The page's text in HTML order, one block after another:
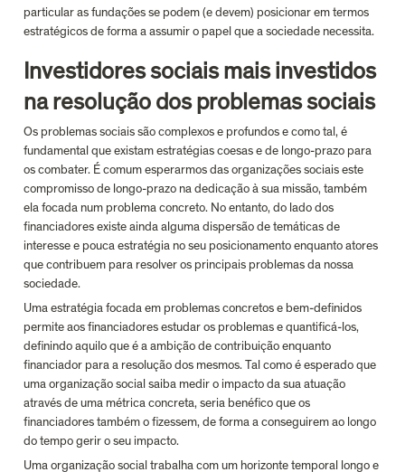
particular as fundações se podem (e devem) posicionar em termos
estratégicos de forma a assumir o papel que a sociedade necessita.
Investidores sociais mais investidos
na resolução dos problemas sociais
Os problemas sociais são complexos e profundos e como tal, é
fundamental que existam estratégias coesas e de longo-prazo para
os combater. É comum esperarmos das organizações sociais este
compromisso de longo-prazo na dedicação à sua missão, também
ela focada num problema concreto. No entanto, do lado dos
financiadores existe ainda alguma dispersão de temáticas de
interesse e pouca estratégia no seu posicionamento enquanto atores
que contribuem para resolver os principais problemas da nossa
sociedade.
Uma estratégia focada em problemas concretos e bem-definidos
permite aos financiadores estudar os problemas e quantificá-los,
definindo aquilo que é a ambição de contribuição enquanto
financiador para a resolução dos mesmos. Tal como é esperado que
uma organização social saiba medir o impacto da sua atuação
através de uma métrica concreta, seria benéfico que os
financiadores também o fizessem, de forma a conseguirem ao longo
do tempo gerir o seu impacto.
Uma organização social trabalha com um horizonte temporal longo e